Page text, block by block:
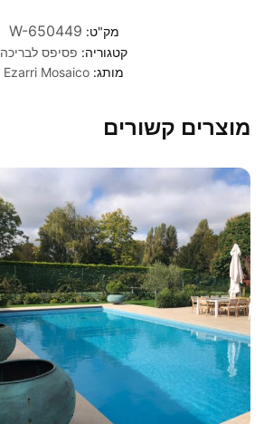
מק"ט: W-650449
קטגוריה: פסיפס לבריכה
מותג: Ezarri Mosaico
מוצרים קשורים